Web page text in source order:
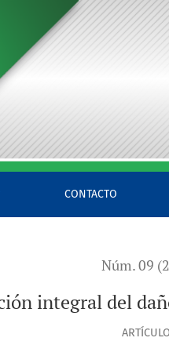
CONTACTO
Núm. 09
integral del